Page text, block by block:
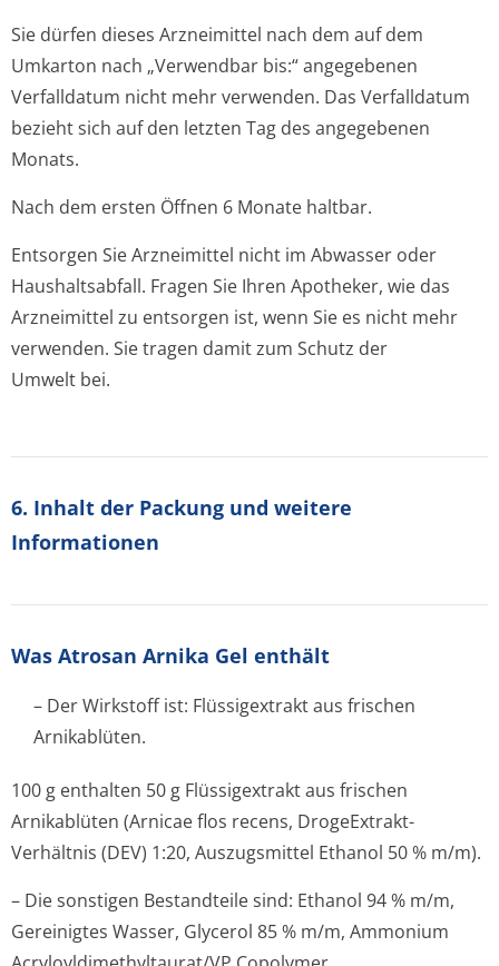
Sie dürfen dieses Arzneimittel nach dem auf dem
Umkarton nach „Verwendbar bis:“ angegebenen
Verfalldatum nicht mehr verwenden. Das Verfalldatum
bezieht sich auf den letzten Tag des angegebenen
Monats.
Nach dem ersten Öffnen 6 Monate haltbar.
Entsorgen Sie Arzneimittel nicht im Abwasser oder
Haushaltsabfall. Fragen Sie Ihren Apotheker, wie das
Arzneimittel zu entsorgen ist, wenn Sie es nicht mehr
verwenden. Sie tragen damit zum Schutz der
Umwelt bei.
6. Inhalt der Packung und weitere
Informationen
Was Atrosan Arnika Gel enthält
– Der Wirkstoff ist: Flüssigextrakt aus frischen
Arnikablüten.
100 g enthalten 50 g Flüssigextrakt aus frischen
Arnikablüten (Arnicae flos recens, DrogeExtrakt-
Verhältnis (DEV) 1:20, Auszugsmittel Ethanol 50 % m/m).
– Die sonstigen Bestandteile sind: Ethanol 94 % m/m,
Gereinigtes Wasser, Glycerol 85 % m/m, Ammonium